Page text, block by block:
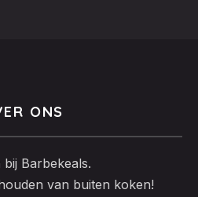
ONS
bij Barbekeals.
van buiten koken!